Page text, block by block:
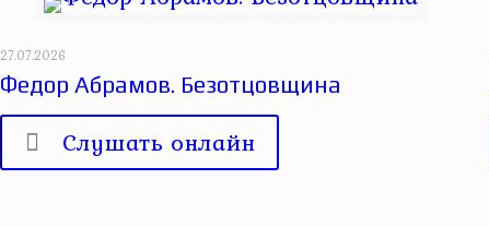
27.07.2026
Федор Абрамов. Безотцовщина
Слушать онлайн